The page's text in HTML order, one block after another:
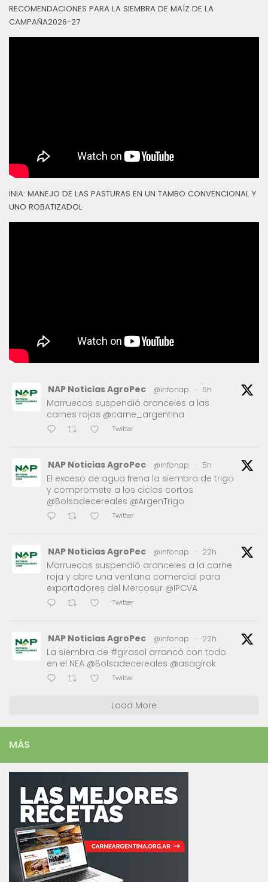
RECOMENDACIONES PARA LA SIEMBRA DE MAÍZ DE LA
CAMPAÑA2026-27
INIA: MANEJO DE LAS PASTURAS EN UN TAMBO CONVENCIONAL Y
UNO ROBATIZADOL
NAP Noticias AgroPec @infonap · 5h
Marruecos suspendió aranceles a las
carnes rojas @carne_argentina
Twitter
NAP Noticias AgroPec @infonap · 5h
El exceso de agua frena la siembra de trigo
y compromete a los ciclos cortos
@Bolsadecereales @ArgenTrigo
Twitter
NAP Noticias AgroPec @infonap · 22h
Marruecos suspendió aranceles a la carne
roja y abre una ventana comercial para
exportadores del Mercosur @IPCVA
Twitter
NAP Noticias AgroPec @infonap · 22h
La siembra de #girasol arrancó con todo
en el NEA @Bolsadecereales @asagirok
Twitter
Load More
MÁS